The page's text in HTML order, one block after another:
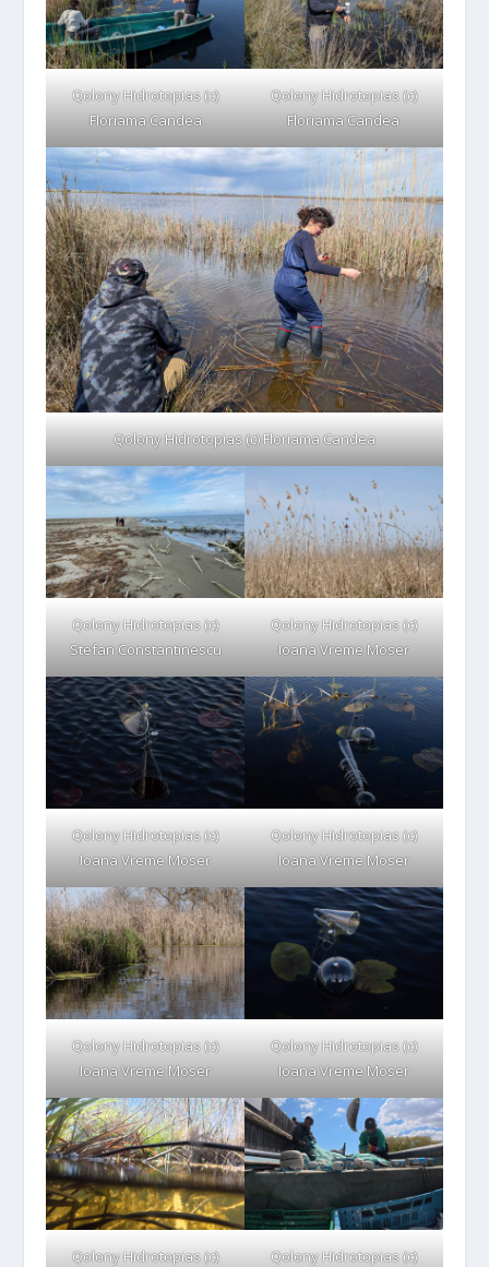
Qolony Hidrotopias (c)
Floriama Candea
Qolony Hidrotopias (c)
Floriama Candea
Qolony Hidrotopias (c) Floriama Candea
Qolony Hidrotopias (c)
Stefan Constantinescu
Qolony Hidrotopias (c)
Ioana Vreme Moser
Qolony Hidrotopias (c)
Ioana Vreme Moser
Qolony Hidrotopias (c)
Ioana Vreme Moser
Qolony Hidrotopias (c)
Ioana Vreme Moser
Qolony Hidrotopias (c)
Ioana Vreme Moser
Qolony Hidrotopias (c)
Qolony Hidrotopias (c)